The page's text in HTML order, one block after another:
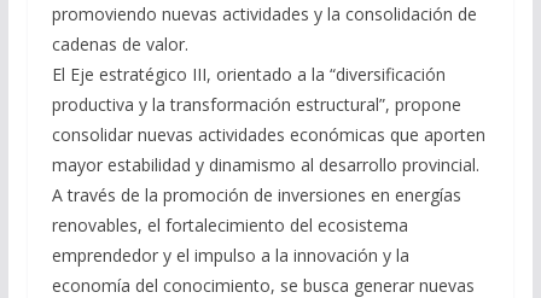
promoviendo nuevas actividades y la consolidación de
cadenas de valor.
El Eje estratégico III, orientado a la “diversificación
productiva y la transformación estructural”, propone
consolidar nuevas actividades económicas que aporten
mayor estabilidad y dinamismo al desarrollo provincial.
A través de la promoción de inversiones en energías
renovables, el fortalecimiento del ecosistema
emprendedor y el impulso a la innovación y la
economía del conocimiento, se busca generar nuevas